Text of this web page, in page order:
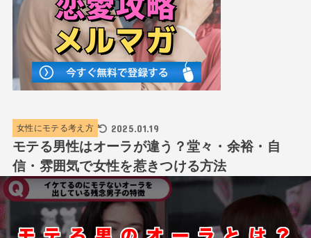
女性にモテる考え方 2025.01.19
モテる男性はオーラが違う？堂々・余裕・自
信・雰囲気で女性を惹きつける方法